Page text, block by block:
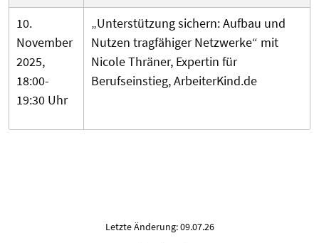
10.
November
2025,
18:00-
19:30 Uhr
„Unterstützung sichern: Aufbau und
Nutzen tragfähiger Netzwerke“ mit
Nicole Thräner, Expertin für
Berufseinstieg, ArbeiterKind.de
Letzte Änderung: 09.07.26